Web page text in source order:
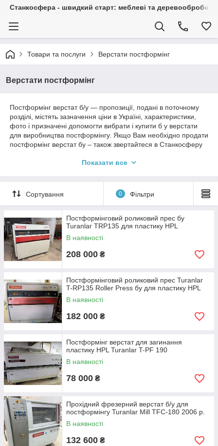
Станкосфера - швидкий старт: меблеві та деревообробні
Товари та послуги Верстати постформінг
Верстати постформінг
Постформінг верстат б/у — пропозиції, подані в поточному
розділі, містять зазначення ціни в Україні, характеристики,
фото і призначені допомогти вибрати і купити б у верстати
для виробництва постформінгу. Якщо Вам необхідно продати
постформінг верстат бу – також звертайтеся в Станкосферу
Постформінг – це технологія обробки плитних матеріалів
двох паралельних її торців, мають фігурний профіль.
Основне застосування технологією постформінгу знаходять у
виготовленні підвіконь.
Покриття постформінг мають незаперечні переваги як
вид облицювання:
• нескінченна гама малюнків і колірних рішень, як креативних,
• хороша стійкість до стирання, ударів і іншим механічних
впливів, висока вологостійкість, що робить постформінг
високо затребуваним при виготовленні кухонь, барів та
торгової меблів;
• відносна простота процесу постфомирования.
наступних операцій:
• отримання заготовок з ДСП прямокутної форми необхідного
розміру наверстатах для форматного розкрою
• фасонне фрезерування кромок заготовки: однієї сторони
верстатах з ручною або автоматизованою подачею, для
забезпечення високої продуктивності – на двосторонніх
автоматичних фрерных верстатах;
• нанесення клеїть речовини на заготівлю
клеевальцами або шляхом пневматичного розпилення;
Показати все
Сортування 0 Фільтри
Постформінговий роликовий прес бу
Turanlar TRP135 для пластику HPL
В наявності
208 000 ₴
Постформінговий роликовий прес Turanlar
T-RP135 Roller Press бу для пластику HPL
В наявності
182 000 ₴
Постформінг верстат для загинання
пластику HPL Turanlar T-PF 190
В наявності
78 000 ₴
Прохідний фрезерний верстат б/у для
постформінгу Turanlar Mill TFC-180 2006 р.
В наявності
132 600 ₴